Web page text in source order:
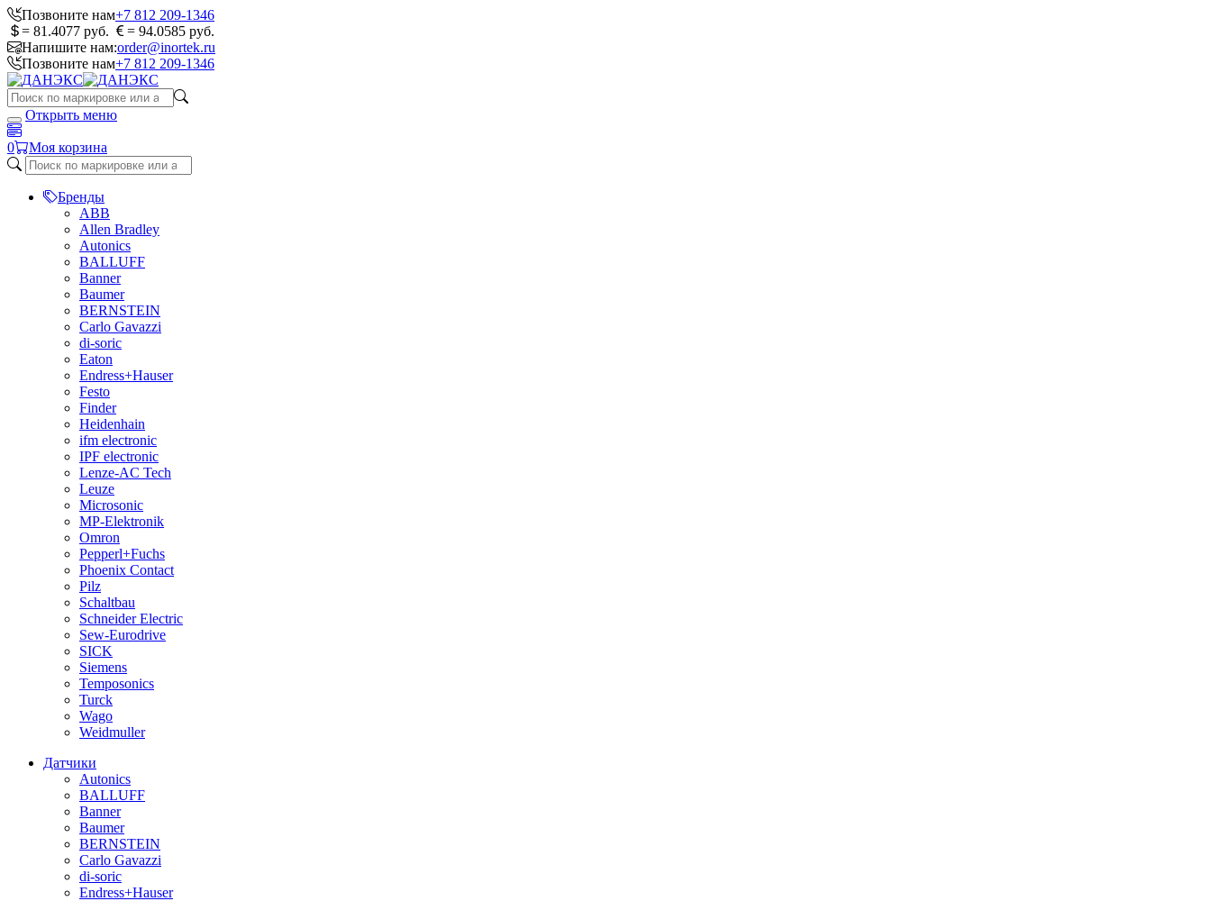
Позвоните нам+7 812 209-1346
= 81.4077 руб.
= 94.0585 руб.
Напишите нам:order@inortek.ru
Позвоните нам+7 812 209-1346
Открыть меню
0 Моя корзина
Бренды
ABB
Allen Bradley
Autonics
BALLUFF
Banner
Baumer
BERNSTEIN
Carlo Gavazzi
di-soric
Eaton
Endress+Hauser
Festo
Finder
Heidenhain
ifm electronic
IPF electronic
Lenze-AC Tech
Leuze
Microsonic
MP-Elektronik
Omron
Pepperl+Fuchs
Phoenix Contact
Pilz
Schaltbau
Schneider Electric
Sew-Eurodrive
SICK
Siemens
Temposonics
Turck
Wago
Weidmuller
Датчики
Autonics
BALLUFF
Banner
Baumer
BERNSTEIN
Carlo Gavazzi
di-soric
Endress+Hauser